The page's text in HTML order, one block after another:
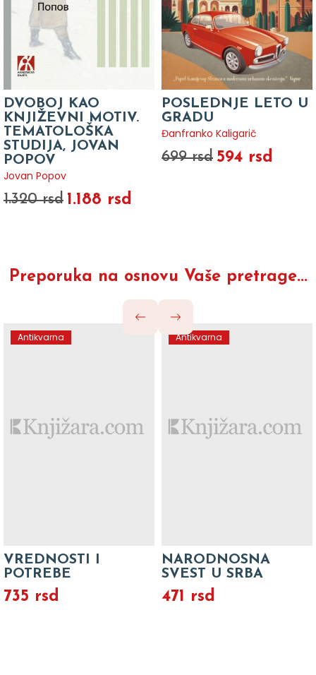
DVOBOJ KAO
KNJIŽEVNI MOTIV.
TEMATOLOŠKA
STUDIJA, JOVAN
POPOV
Jovan Popov
1.320 rsd 1.188 rsd
POSLEDNJE LETO U
GRADU
Đanfranko Kaligarič
699 rsd 594 rsd
Preporuka na osnovu Vaše pretrage...
Antikvarna
VREDNOSTI I
POTREBE
735 rsd
Antikvarna
NARODNOSNA
SVEST U SRBA
471 rsd